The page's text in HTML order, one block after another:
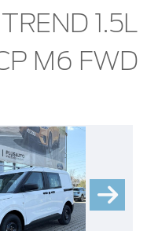
1.5L
M6 FWD